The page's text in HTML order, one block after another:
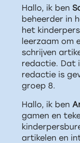
Hallo, ik ben
beheerder in
het
leerzaam om
schrijven
redactie. Dat
redactie is
groep 8.
Hallo, ik ben
gamen en
artikelen en